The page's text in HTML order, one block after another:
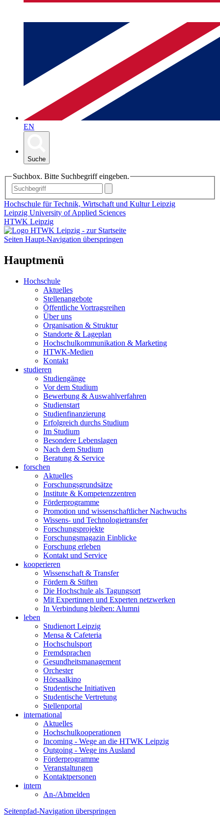
EN
Suche
Suchbox. Bitte Suchbegriff eingeben.
Hochschule für Technik, Wirtschaft und Kultur Leipzig
Leipzig University of Applied Sciences
HTWK Leipzig
Seiten Haupt-Navigation überspringen
Hauptmenü
Hochschule
Aktuelles
Stellenangebote
Öffentliche Vortragsreihen
Über uns
Organisation & Struktur
Standorte & Lageplan
Hochschulkommunikation & Marketing
HTWK-Medien
Kontakt
studieren
Studiengänge
Vor dem Studium
Bewerbung & Auswahlverfahren
Studienstart
Studienfinanzierung
Erfolgreich durchs Studium
Im Studium
Besondere Lebenslagen
Nach dem Studium
Beratung & Service
forschen
Aktuelles
Forschungsgrundsätze
Institute & Kompetenzzentren
Förderprogramme
Promotion und wissenschaftlicher Nachwuchs
Wissens- und Technologietransfer
Forschungsprojekte
Forschungsmagazin Einblicke
Forschung erleben
Kontakt und Service
kooperieren
Wissenschaft & Transfer
Fördern & Stiften
Die Hochschule als Tagungsort
Mit Expertinnen und Experten netzwerken
In Verbindung bleiben: Alumni
leben
Studienort Leipzig
Mensa & Cafeteria
Hochschulsport
Fremdsprachen
Gesundheitsmanagement
Orchester
Hörsaalkino
Studentische Initiativen
Studentische Vertretung
Stellenportal
international
Aktuelles
Hochschulkooperationen
Incoming - Wege an die HTWK Leipzig
Outgoing - Wege ins Ausland
Förderprogramme
Veranstaltungen
Kontaktpersonen
intern
An-/Abmelden
Seitenpfad-Navigation überspringen